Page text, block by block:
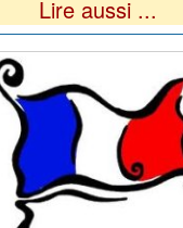
Lire aussi ...